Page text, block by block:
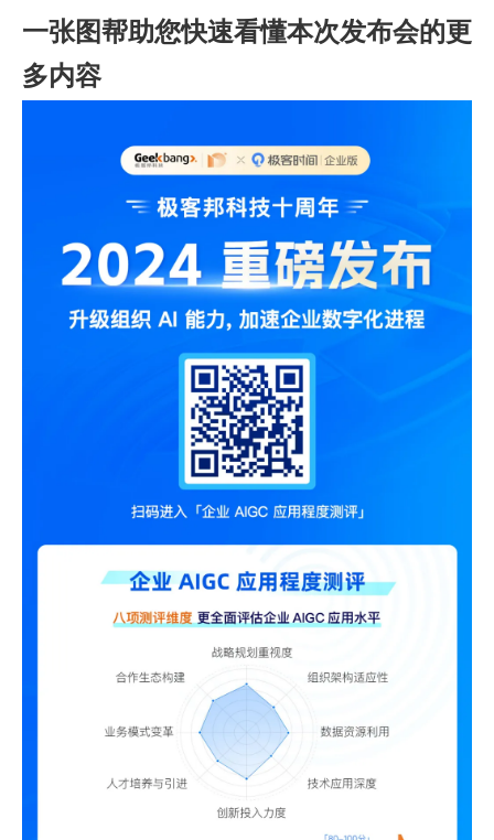
一张图帮助您快速看懂本次发布会的更
多内容